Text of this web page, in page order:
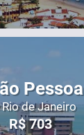
Pessoa
Rio de Janeiro
R$703